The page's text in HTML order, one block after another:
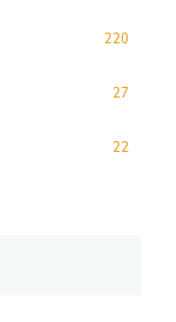
220
27
22